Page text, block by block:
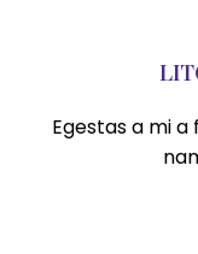
Egestas a mi